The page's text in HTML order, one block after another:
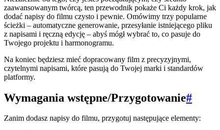
zaawansowanym twórcą, ten przewodnik pokaże Ci każdy krok, jak
dodać napisy do filmu czysto i pewnie. Omówimy trzy popularne
ścieżki – automatyczne generowanie, przesyłanie istniejącego pliku
z napisami i ręczną edycję – abyś mógł wybrać to, co pasuje do
Twojego projektu i harmonogramu.
Na koniec będziesz mieć dopracowany film z precyzyjnymi,
czytelnymi napisami, które pasują do Twojej marki i standardów
platformy.
Wymagania wstępne/Przygotowanie#
Zanim dodasz napisy do filmu, przygotuj następujące elementy: